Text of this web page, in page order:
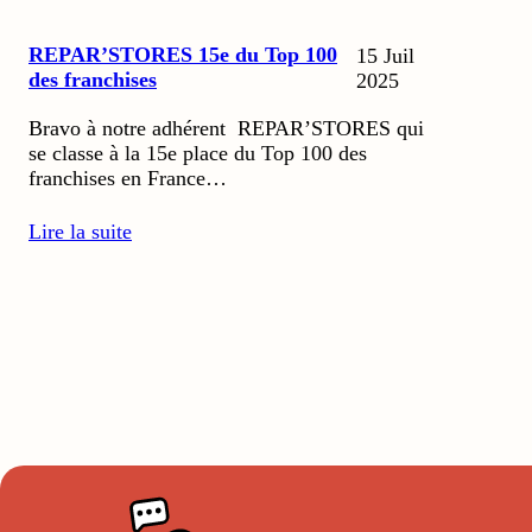
REPAR’STORES 15e du Top 100
des franchises
15 Juil
2025
Bravo à notre adhérent REPAR’STORES qui
se classe à la 15e place du Top 100 des
franchises en France…
Lire la suite